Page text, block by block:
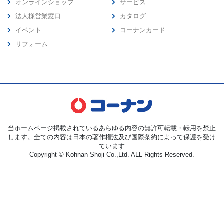
オンラインショップ
法人様営業窓口
イベント
リフォーム
サービス
カタログ
コーナンカード
当ホームページ掲載されているあらゆる内容の無許可転載・転用を禁止
します。全ての内容は日本の著作権法及び国際条約によって保護を受け
ています
Copyright © Kohnan Shoji Co.,Ltd. ALL Rights Reserved.